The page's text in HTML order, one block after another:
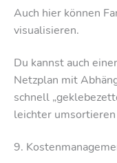
Auch hier können
visualisieren.
Du kannst auch
Netzplan mit
schnell
leichter
9.